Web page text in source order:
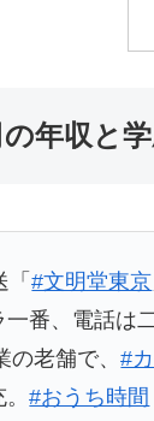
年収と
「#文明堂東京
一番、電話
の老舗で、#
。#おうち時間